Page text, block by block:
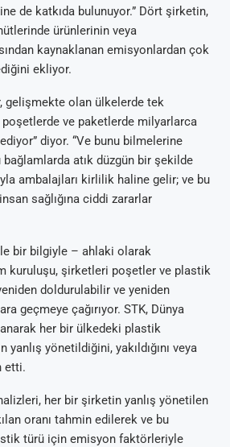
de katkıda bulunuyor.” Dört şirketin,
ürünlerinin veya
kaynaklanan emisyonlardan çok
ekliyor.
gelişmekte olan ülkelerde tek
poşetlerde ve paketlerde milyarlarca
diyor. “Ve bunu bilmelerine
bağlamlarda atık düzgün bir şekilde
ambalajları kirlilik haline gelir; ve bu
sağlığına ciddi zararlar
bir bilgiyle – ahlaki olarak
kuruluşu, şirketleri poşetler ve plastik
doldurulabilir ve yeniden
geçmeye çağırıyor. STK, Dünya
her bir ülkedeki plastik
yanlış yönetildiğini, yakıldığını veya
etti.
her bir şirketin yanlış yönetilen
oranı tahmin edilerek ve bu
türü için emisyon faktörleriyle